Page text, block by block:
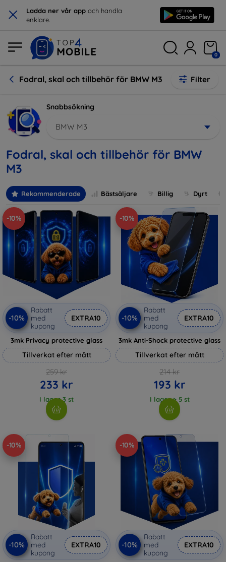
× Ladda ner vår app och handla
enklare.
0
Fodral, skal och tillbehör för BMW M3 Filter
Snabbsökning
BMW M3
Fodral, skal och tillbehör för BMW
M3
Rekommenderade Bästsäljare Billig Dyrt
-10%
-10%
Rabatt
med
kupong
EXTRA10
3mk Privacy protective glass
Tillverkat efter mått
259 kr
233 kr
I lager 3 st
-10%
-10%
Rabatt
med
kupong
EXTRA10
3mk Anti-Shock protective glass
Tillverkat efter mått
214 kr
193 kr
I lager > 5 st
-10%
-10%
Rabatt
med
kupong
EXTRA10
-10%
-10%
Rabatt
med
kupong
EXTRA10